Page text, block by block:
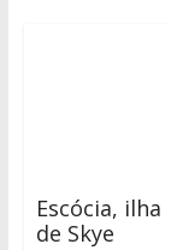
Escócia, ilha
de Skye